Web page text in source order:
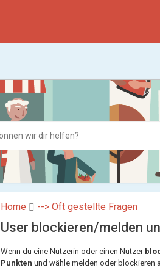
Home --> Oft gestellte Fragen
User blockieren/melden
Wenn du eine Nutzerin oder einen Nutzer
Punkten und wähle melden oder blockieren